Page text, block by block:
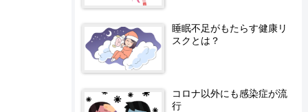
睡眠不足がもたらす健康リ
スクとは？
コロナ以外にも感染症が流
行